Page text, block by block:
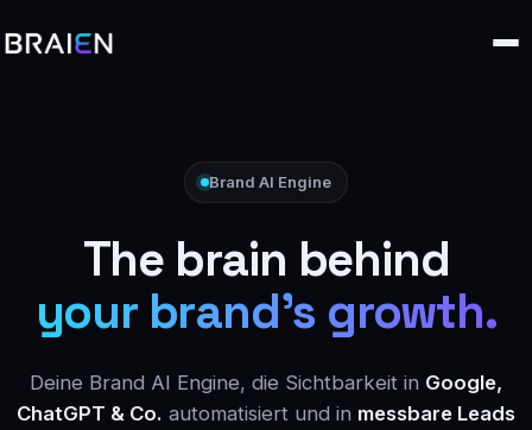
Brand AI Engine
The brain behind
your brand's growth.
Deine Brand AI Engine, die Sichtbarkeit in Google,
ChatGPT & Co. automatisiert und in messbare Leads